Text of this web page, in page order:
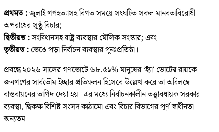
প্রথমত :জুলাই গণহত্যাসহ বিগত সময়ে সংঘটিত সকল মানবতাবিরোধী
অপরাধের সুষ্ঠু বিচার;
দ্বিতীয়ত :সংবিধানসহ রাষ্ট্র ব্যবস্থার মৌলিক সংস্কার; এবং
তৃতীয়ত : ভেঙে পড়া নির্বাচন ব্যবস্থার পুনঃপ্রতিষ্ঠা।
প্রবন্ধে ২০২৬ সালের গণভোটে ৬৮.৫৯% মানুষের ‘হ্যাঁ’ ভোটের রায়কে
জনগণের সার্বভৌম ইচ্ছার প্রতিফলন হিসেবে উল্লেখ করে তা অবিলম্বে
বাস্তবায়নের তাগিদ দেয়া হয়। এর মধ্যে নির্বাচনকালীন তত্ত্বাবধায়ক সরকার
ব্যবস্থা, দ্বিকক্ষ বিশিষ্ট সংসদ কাঠামো এবং বিচার বিভাগের পূর্ণ স্বাধীনতা
অন্যতম।